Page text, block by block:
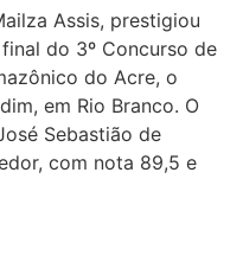
Assis, prestigiou
do 3º Concurso de
do Acre, o
em Rio Branco. O
Sebastião de
com nota 89,5 e